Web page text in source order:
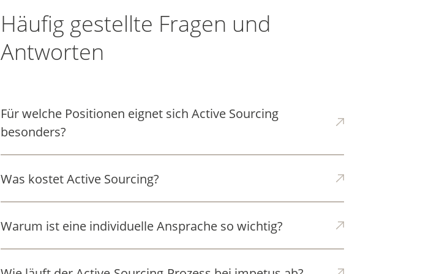
Häufig gestellte Fragen und
Antworten
Für welche Positionen eignet sich Active Sourcing
besonders?
Was kostet Active Sourcing?
Warum ist eine individuelle Ansprache so wichtig?